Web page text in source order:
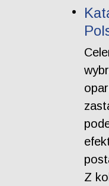
Z